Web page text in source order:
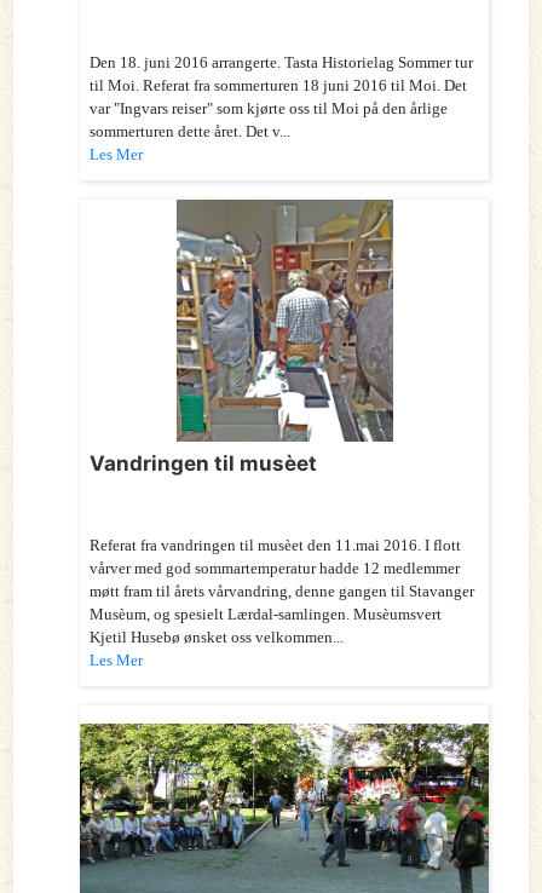
Den 18. juni 2016 arrangerte. Tasta Historielag Sommer tur
til Moi. Referat fra sommerturen 18 juni 2016 til Moi. Det
var "Ingvars reiser" som kjørte oss til Moi på den årlige
sommerturen dette året. Det v...
Les Mer
Vandringen til musèet
Referat fra vandringen til musèet den 11.mai 2016. I flott
vårver med god sommartemperatur hadde 12 medlemmer
møtt fram til årets vårvandring, denne gangen til Stavanger
Musèum, og spesielt Lærdal-samlingen. Musèumsvert
Kjetil Husebø ønsket oss velkommen...
Les Mer